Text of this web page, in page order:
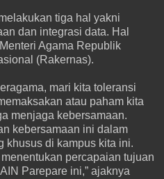
tiga hal yakni
dan integrasi data. Hal
Agama Republik
(Rakernas).
mari kita toleransi
atau paham kita
menjaga kebersamaan.
kebersamaan ini dalam
khusus di kampus kita ini.
percapaian tujuan
Parepare ini,” ajaknya